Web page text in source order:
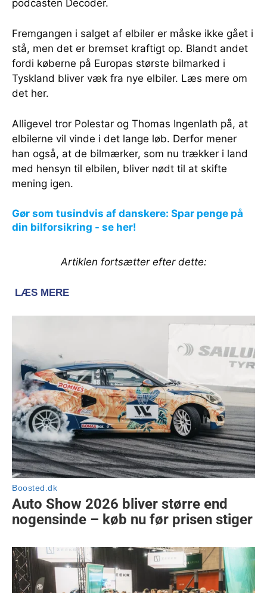
podcasten Decoder.
Fremgangen i salget af elbiler er måske ikke gået i
stå, men det er bremset kraftigt op. Blandt andet
fordi køberne på Europas største bilmarked i
Tyskland bliver væk fra nye elbiler. Læs mere om
det her.
Alligevel tror Polestar og Thomas Ingenlath på, at
elbilerne vil vinde i det lange løb. Derfor mener
han også, at de bilmærker, som nu trækker i land
med hensyn til elbilen, bliver nødt til at skifte
mening igen.
Gør som tusindvis af danskere: Spar penge på
din bilforsikring - se her!
Artiklen fortsætter efter dette: